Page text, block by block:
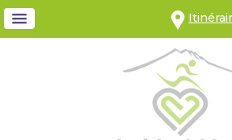
Panneau de gestion des cookies